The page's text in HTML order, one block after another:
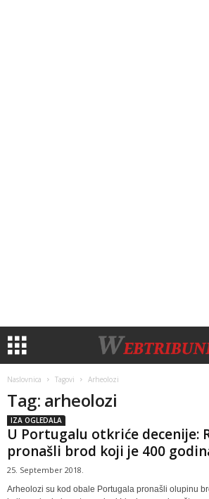
Naslovnica Tagovi Arheolozi
Tag: arheolozi
IZA OGLEDALA
U Portugalu otkriće decenije:
pronašli brod koji je 400
25. September 2018.
Arheolozi su kod obale Portugala pronašli olupinu